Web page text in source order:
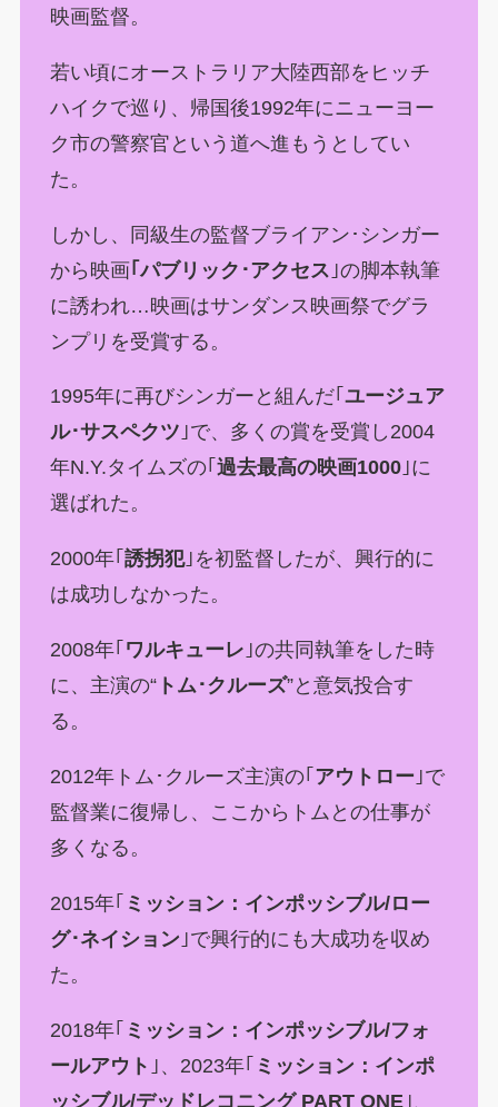
映画監督。
若い頃にオーストラリア大陸西部をヒッチ
ハイクで巡り、帰国後1992年にニューヨー
ク市の警察官という道へ進もうとしてい
た。
しかし、同級生の監督ブライアン･シンガー
から映画｢パブリック･アクセス ｣の脚本執筆
に誘われ…映画はサンダンス映画祭でグラ
ンプリを受賞する。
1995年に再びシンガーと組んだ｢ ユージュア
ル･サスペクツ ｣で、多くの賞を受賞し2004
年N.Y.タイムズの｢ 過去最高の映画1000｣に
選ばれた。
2000年｢ 誘拐犯｣を初監督したが、興行的に
は成功しなかった。
2008年｢ ワルキューレ ｣の共同執筆をした時
に、主演の“トム･クルーズ”と意気投合す
る。
2012年トム･クルーズ主演の｢ アウトロー ｣で
監督業に復帰し、ここからトムとの仕事が
多くなる。
2015年｢ ミッション：インポッシブル/ロー
グ･ネイション ｣で興行的にも大成功を収め
た。
2018年｢ ミッション：インポッシブル/フォ
ールアウト ｣、2023年｢ ミッション：インポ
ッシブル/デッドレコニング PART ONE｣、